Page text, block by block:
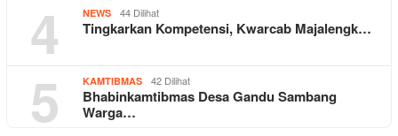
4 NEWS 44 Dilihat
Tingkarkan Kompetensi, Kwarcab Majalengk…
5 KAMTIBMAS 42 Dilihat
Bhabinkamtibmas Desa Gandu Sambang
Warga…